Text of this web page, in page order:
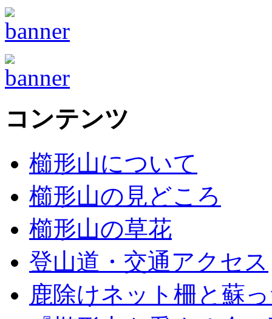
コンテンツ
櫛形山について
櫛形山の見どころ
櫛形山の草花
登山道・交通アクセス
鹿除けネット柵と蘇